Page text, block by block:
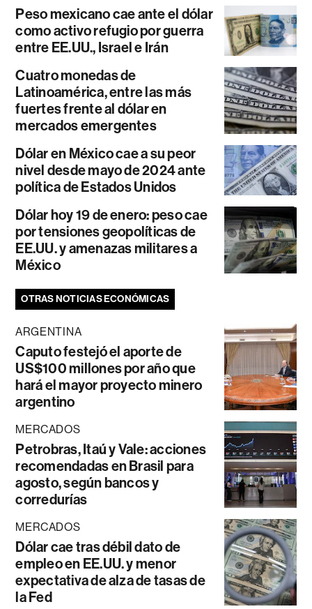
Peso mexicano cae ante el dólar
como activo refugio por guerra
entre EE.UU., Israel e Irán
Cuatro monedas de
Latinoamérica, entre las más
fuertes frente al dólar en
mercados emergentes
Dólar en México cae a su peor
nivel desde mayo de 2024 ante
política de Estados Unidos
Dólar hoy 19 de enero: peso cae
por tensiones geopolíticas de
EE.UU. y amenazas militares a
México
OTRAS NOTICIAS ECONÓMICAS
ARGENTINA
Caputo festejó el aporte de
US$100 millones por año que
hará el mayor proyecto minero
argentino
MERCADOS
Petrobras, Itaú y Vale: acciones
recomendadas en Brasil para
agosto, según bancos y
corredurías
MERCADOS
Dólar cae tras débil dato de
empleo en EE.UU. y menor
expectativa de alza de tasas de
la Fed